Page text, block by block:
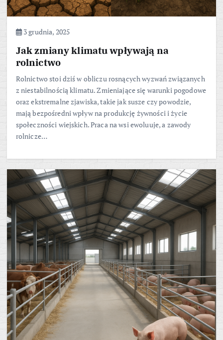
3 grudnia, 2025
Jak zmiany klimatu wpływają na
rolnictwo
Rolnictwo stoi dziś w obliczu rosnących wyzwań związanych
z niestabilnością klimatu. Zmieniające się warunki pogodowe
oraz ekstremalne zjawiska, takie jak susze czy powodzie,
mają bezpośredni wpływ na produkcję żywności i życie
społeczności wiejskich. Praca na wsi ewoluuje, a zawody
rolnicze…